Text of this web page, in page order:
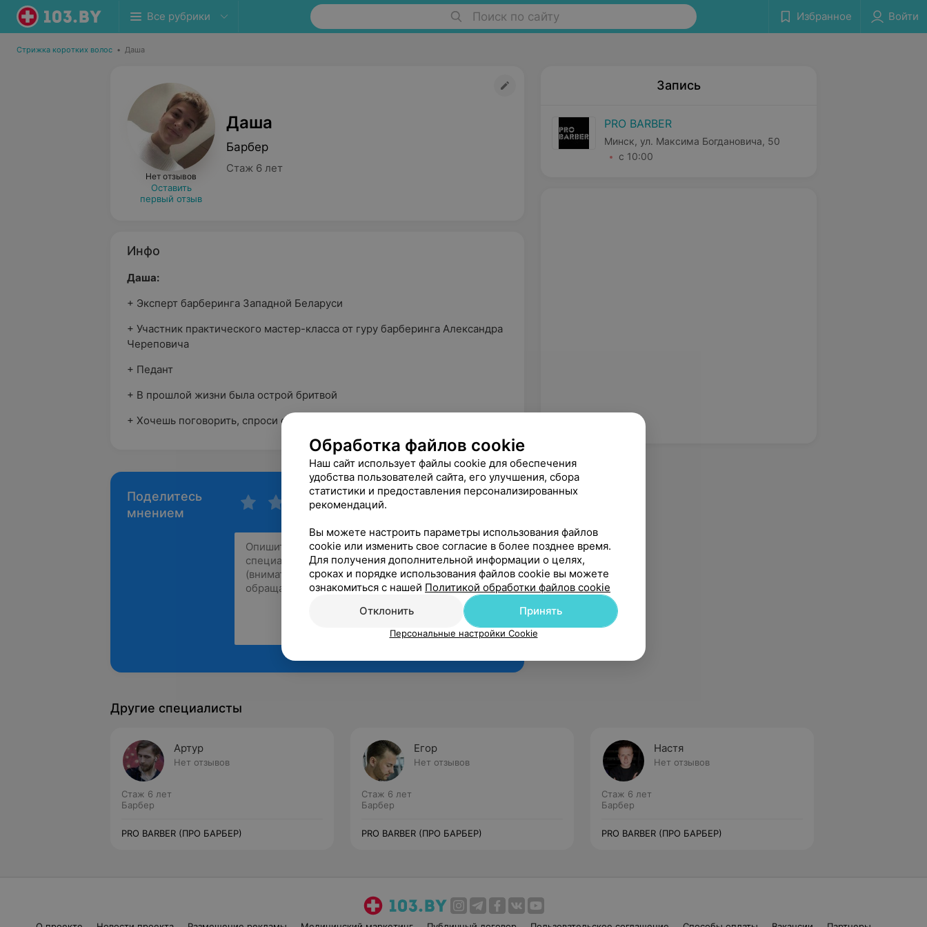
Все рубрики Поиск по сайту Избранное Войти
Стрижка коротких волос • Даша
Нет отзывов
Оставить
первый отзыв
Даша
Барбер
Стаж 6 лет
Инфо
Даша:
+ Эксперт барберинга Западной Беларуси
+ Участник практического мастер-класса от гуру барберинга Александра
Череповича
+ Педант
+ В прошлой жизни была острой бритвой
+ Хочешь поговорить, спроси её о новой школе барберинга
Поделитесь
мнением
Рекомендую
Запись
PRO BARBER
Минск, ул. Максима Богдановича, 50
с 10:00
Другие специалисты
Артур
Нет отзывов
Стаж 6 лет
Барбер
PRO BARBER (ПРО БАРБЕР)
Егор
Нет отзывов
Стаж 6 лет
Барбер
PRO BARBER (ПРО БАРБЕР)
Настя
Нет отзывов
Стаж 6 лет
Барбер
PRO BARBER (ПРО БАРБЕР)
Обработка файлов cookie
Наш сайт использует файлы cookie для обеспечения
удобства пользователей сайта, его улучшения, сбора
статистики и предоставления персонализированных
рекомендаций.
Вы можете настроить параметры использования файлов
cookie или изменить свое согласие в более позднее время.
Для получения дополнительной информации о целях,
сроках и порядке использования файлов cookie вы можете
ознакомиться с нашей Политикой обработки файлов cookie
Отклонить
Принять
Персональные настройки Cookie